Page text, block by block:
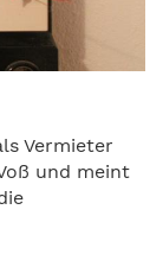
Vermieter
und meint